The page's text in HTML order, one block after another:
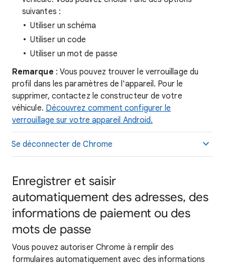
suivantes :
Utiliser un schéma
Utiliser un code
Utiliser un mot de passe
Remarque : Vous pouvez trouver le verrouillage du
profil dans les paramètres de l'appareil. Pour le
supprimer, contactez le constructeur de votre
véhicule. Découvrez comment configurer le
verrouillage sur votre appareil Android.
Se déconnecter de Chrome
Enregistrer et saisir
automatiquement des adresses, des
informations de paiement ou des
mots de passe
Vous pouvez autoriser Chrome à remplir des
formulaires automatiquement avec des informations